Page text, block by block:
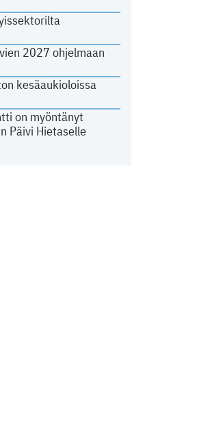
2027 ohjelmaan
kesäaukioloissa
on myöntänyt
Päivi Hietaselle